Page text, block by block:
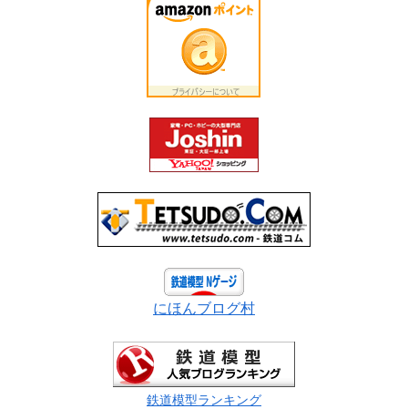
にほんブログ村
鉄道模型ランキング